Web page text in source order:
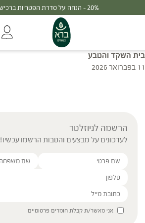
20% - הנחה על סדרת הפטריות ברכישת 2 מוצרים
בית השקד והטבע
11 בפברואר 2026
הרשמה לניוזלטר
לעדכונים על מבצעים והטבות הרשמו עכשיו!
Please leave this field empty.
אני מאשר/ת קבלת חומרים פרסומיים